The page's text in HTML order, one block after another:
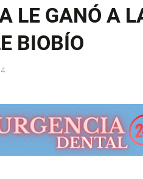
LE GANÓ A
BIOBÍO